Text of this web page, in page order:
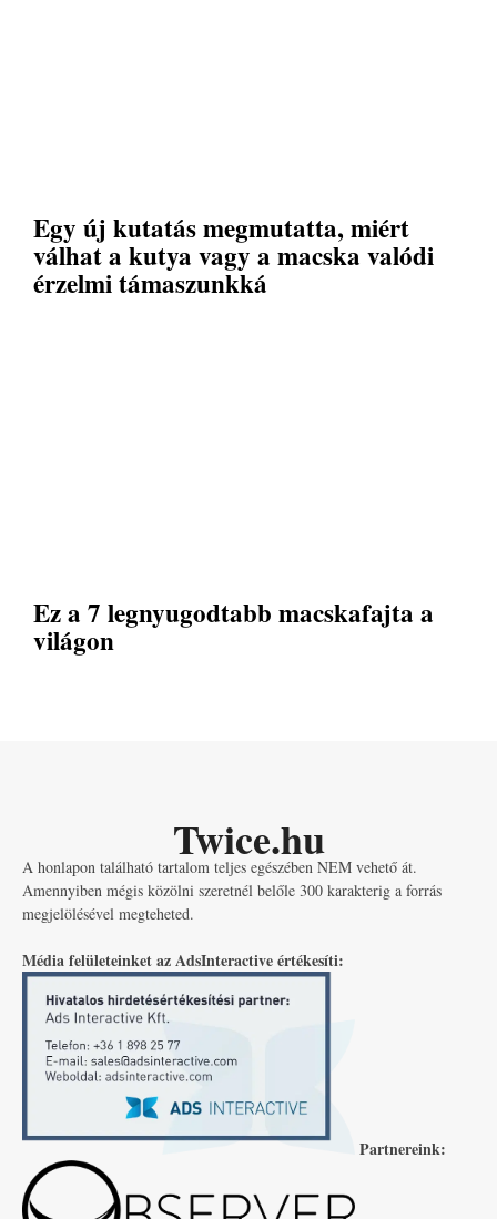
Egy új kutatás megmutatta, miért
válhat a kutya vagy a macska valódi
érzelmi támaszunkká
Ez a 7 legnyugodtabb macskafajta a
világon
Twice.hu
A honlapon található tartalom teljes egészében NEM vehető át.
Amennyiben mégis közölni szeretnél belőle 300 karakterig a forrás
megjelölésével megteheted.
Média felületeinket az AdsInteractive értékesíti:
Partnereink: